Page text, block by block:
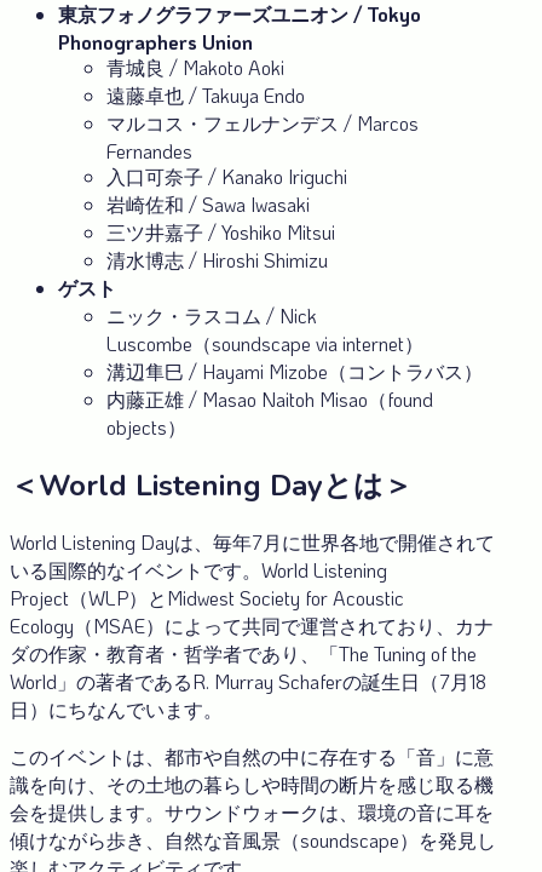
東京フォノグラファーズユニオン / Tokyo
Phonographers Union
青城良 / Makoto Aoki
遠藤卓也 / Takuya Endo
マルコス・フェルナンデス / Marcos
Fernandes
入口可奈子 / Kanako Iriguchi
岩崎佐和 / Sawa Iwasaki
三ツ井嘉子 / Yoshiko Mitsui
清水博志 / Hiroshi Shimizu
ゲスト
ニック・ラスコム / Nick
Luscombe（soundscape via internet）
溝辺隼巳 / Hayami Mizobe（コントラバス）
内藤正雄 / Masao Naitoh Misao（found
objects）
＜World Listening Dayとは＞
World Listening Dayは、毎年7月に世界各地で開催されて
いる国際的なイベントです。World Listening
Project（WLP）とMidwest Society for Acoustic
Ecology（MSAE）によって共同で運営されており、カナ
ダの作家・教育者・哲学者であり、「The Tuning of the
World」の著者であるR. Murray Schaferの誕生日（7月18
日）にちなんでいます。
このイベントは、都市や自然の中に存在する「音」に意
識を向け、その土地の暮らしや時間の断片を感じ取る機
会を提供します。サウンドウォークは、環境の音に耳を
傾けながら歩き、自然な音風景（soundscape）を発見し